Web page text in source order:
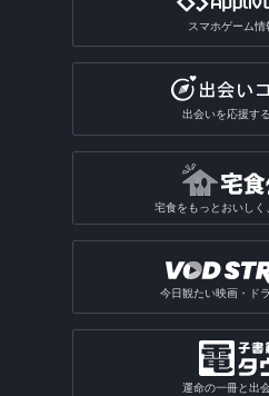
スマホゲーム情
出会いを応援す
宅食をもっとおいしく
今日観たい映画・ド
運命の一冊と出